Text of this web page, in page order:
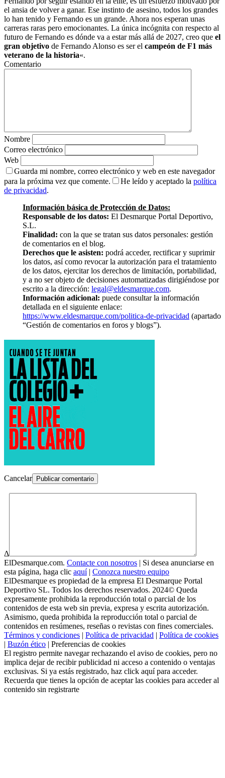
el ansia de volver a ganar. Ese instinto de asesino, todos los grandes
lo han tenido y Fernando es un grande. Ahora nos esperan unas
carreras raras pero emocionantes. La única incógnita con respecto al
futuro de Fernando es dónde va a estar más allá de 2027, creo que el
gran objetivo de Fernando Alonso es ser el campeón de F1 más
veterano de la historia«.
Comentario
Nombre
Correo electrónico
Web
Guarda mi nombre, correo electrónico y web en este navegador
para la próxima vez que comente.
He leído y aceptado la política
de privacidad.
Información básica de Protección de Datos:
Responsable de los datos: El Desmarque Portal Deportivo,
S.L.
Finalidad: con la que se tratan sus datos personales: gestión
de comentarios en el blog.
Derechos que le asisten: podrá acceder, rectificar y suprimir
los datos, así como revocar la autorización para el tratamiento
de los datos, ejercitar los derechos de limitación, portabilidad,
y a no ser objeto de decisiones automatizadas dirigiéndose por
escrito a la dirección: legal@eldesmarque.com.
Información adicional: puede consultar la información
detallada en el siguiente enlace:
https://www.eldesmarque.com/politica-de-privacidad (apartado
“Gestión de comentarios en foros y blogs”).
Cancelar
Δ
ElDesmarque.com. Contacte con nosotros | Si desea anunciarse en
esta página, haga clic aquí| Conozca nuestro equipo
ElDesmarque es propiedad de la empresa El Desmarque Portal
Deportivo SL. Todos los derechos reservados. 2024© Queda
expresamente prohibida la reproducción total o parcial de los
contenidos de esta web sin previa, expresa y escrita autorización.
Asimismo, queda prohibida la reproducción total o parcial de
contenidos en resúmenes, reseñas o revistas con fines comerciales.
Términos y condiciones | Política de privacidad | Política de cookies
| Buzón ético | Preferencias de cookies
El registro permite navegar rechazando el aviso de cookies, pero no
implica dejar de recibir publicidad ni acceso a contenido o ventajas
exclusivas. Si ya estás registrado, haz click aquípara acceder.
Recuerda que tienes la opción de aceptar las cookies para acceder al
contenido sin registrarte